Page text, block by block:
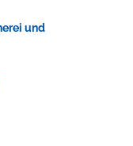
und